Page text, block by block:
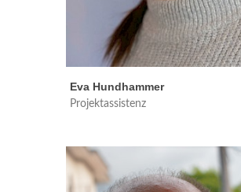
Eva Hundhammer
Projektassistenz